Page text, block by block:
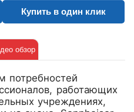
Купить в один клик
обзор
потребностей
работающих
учреждениях,